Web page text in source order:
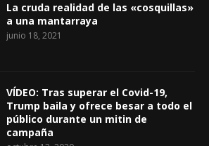
La cruda realidad de las «cosquillas»
a una mantarraya
junio 18, 2021
VÍDEO: Tras superar el Covid-19,
Trump baila y ofrece besar a todo el
público durante un mitin de
campaña